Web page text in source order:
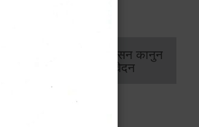
आर्थिक प्रशासन कानुन
/ प्रतिवेदन